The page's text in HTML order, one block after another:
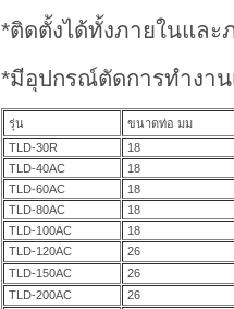
*ติดตั้งได้ทั้งภายในและ
*มีอุปกรณ์ตัดการทำงาน
รุ่น
ขนาดท่อ มม
TLD-30R
18
TLD-40AC
18
TLD-60AC
18
TLD-80AC
18
TLD-100AC
18
TLD-120AC
26
TLD-150AC
26
TLD-200AC
26